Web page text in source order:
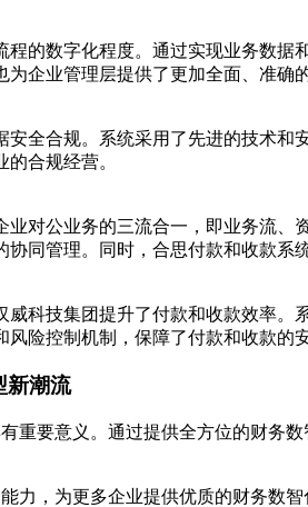
的数字化程度。通过实现业务数
企业管理层提供了更加全面、准确
全合规。系统采用了先进的技术
合规经营。
对公业务的三流合一，即业务流
同管理。同时，合思付款和收款系
科技集团提升了付款和收款效率
险控制机制，保障了付款和收款的
新潮流
重要意义。通过提供全方位的财务
力，为更多企业提供优质的财务数